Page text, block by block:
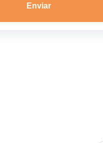
Enviar